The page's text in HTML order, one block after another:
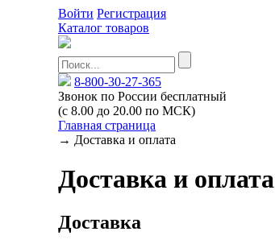
Войти Регистрация
Каталог товаров
8-800-30-27-365
Звонок по России бесплатный
(с 8.00 до 20.00 по МСК)
Главная страница
→ Доставка и оплата
Доставка и оплата
Доставка